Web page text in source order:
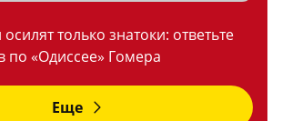
только знатоки: ответьте
по «Одиссее» Гомера
Еще